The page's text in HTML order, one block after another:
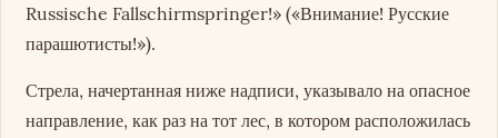
Russische Fallschirmspringer!» («Внимание! Русские
парашютисты!»).
Стрела, начертанная ниже надписи, указывало на опасное
направление, как раз на тот лес, в котором расположилась